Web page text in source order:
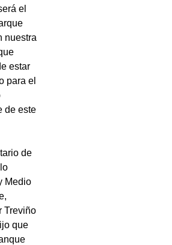
el
nuestra
estar
para el
de este
de
Medio
Treviño
que